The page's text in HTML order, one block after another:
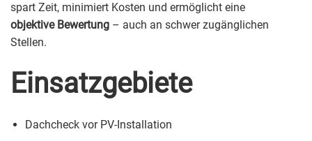
spart Zeit, minimiert Kosten und ermöglicht eine
objektive Bewertung – auch an schwer zugänglichen
Stellen.
Einsatzgebiete
Dachcheck vor PV-Installation